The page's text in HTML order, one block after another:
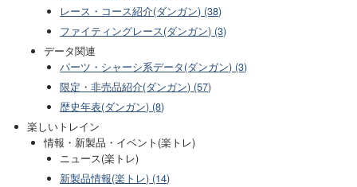
レース・コース紹介(ダンガン) (38)
ファイティングレース(ダンガン) (3)
データ関連
パーツ・シャーシ系データ(ダンガン) (3)
限定・非売品紹介(ダンガン) (57)
歴史年表(ダンガン) (8)
楽しいトレイン
情報・新製品・イベント(楽トレ)
ニュース(楽トレ)
新製品情報(楽トレ) (14)